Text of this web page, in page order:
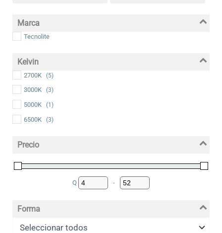
Marca
Tecnolite
Kelvin
2700K (5)
3000K (3)
5000K (1)
6500K (3)
Precio
Q
Minimum Price
-
Maximum Price
Forma